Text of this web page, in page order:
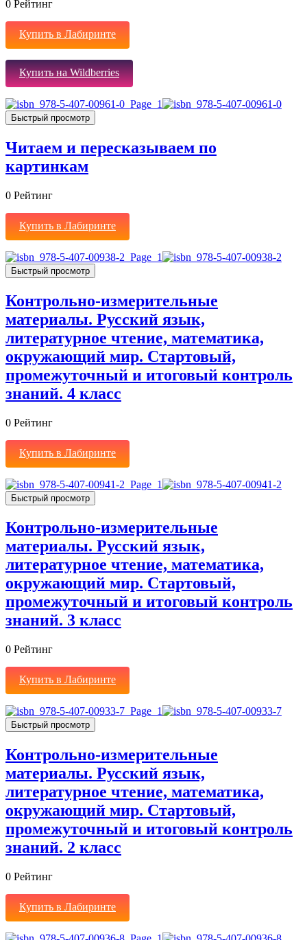
0 Рейтинг
Купить в Лабиринте
Купить на Wildberries
Быстрый просмотр
Читаем и пересказываем по
картинкам
0 Рейтинг
Купить в Лабиринте
Быстрый просмотр
Контрольно-измерительные
материалы. Русский язык,
литературное чтение, математика,
окружающий мир. Стартовый,
промежуточный и итоговый контроль
знаний. 4 класс
0 Рейтинг
Купить в Лабиринте
Быстрый просмотр
Контрольно-измерительные
материалы. Русский язык,
литературное чтение, математика,
окружающий мир. Стартовый,
промежуточный и итоговый контроль
знаний. 3 класс
0 Рейтинг
Купить в Лабиринте
Быстрый просмотр
Контрольно-измерительные
материалы. Русский язык,
литературное чтение, математика,
окружающий мир. Стартовый,
промежуточный и итоговый контроль
знаний. 2 класс
0 Рейтинг
Купить в Лабиринте